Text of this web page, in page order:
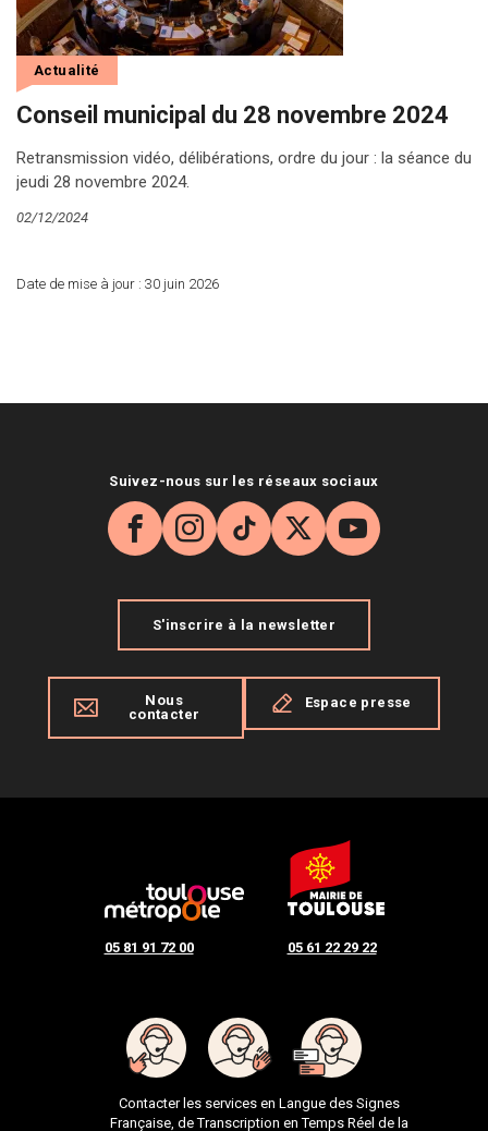
Conseil municipal du 28 novembre 2024
Actualité
Retransmission vidéo, délibérations, ordre du jour : la séance du
jeudi 28 novembre 2024.
02/12/2024
Date de mise à jour : 30 juin 2026
05 81 91 72 00 05 61 22 29 22
Contacter les services en Langue des Signes
Française, de Transcription en Temps Réel de la
Suivez-nous sur les réseaux sociaux
Facebook
Instagram
TikTok
X YouTube
S'inscrire à la newsletter
Nous
contacter
Espace presse